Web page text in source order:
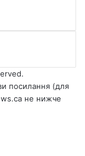
посилання (для
не нижче